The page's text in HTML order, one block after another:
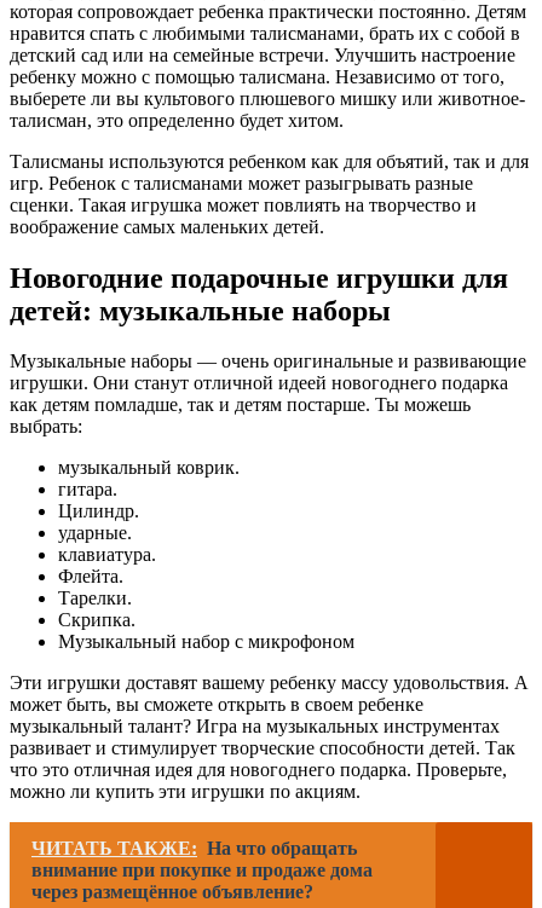
которая сопровождает ребенка практически постоянно. Детям
нравится спать с любимыми талисманами, брать их с собой в
детский сад или на семейные встречи. Улучшить настроение
ребенку можно с помощью талисмана. Независимо от того,
выберете ли вы культового плюшевого мишку или животное-
талисман, это определенно будет хитом.
Талисманы используются ребенком как для объятий, так и для
игр. Ребенок с талисманами может разыгрывать разные
сценки. Такая игрушка может повлиять на творчество и
воображение самых маленьких детей.
Новогодние подарочные игрушки для
детей: музыкальные наборы
Музыкальные наборы — очень оригинальные и развивающие
игрушки. Они станут отличной идеей новогоднего подарка
как детям помладше, так и детям постарше. Ты можешь
выбрать:
музыкальный коврик.
гитара.
Цилиндр.
ударные.
клавиатура.
Флейта.
Тарелки.
Скрипка.
Музыкальный набор с микрофоном
Эти игрушки доставят вашему ребенку массу удовольствия. А
может быть, вы сможете открыть в своем ребенке
музыкальный талант? Игра на музыкальных инструментах
развивает и стимулирует творческие способности детей. Так
что это отличная идея для новогоднего подарка. Проверьте,
можно ли купить эти игрушки по акциям.
ЧИТАТЬ ТАКЖЕ: На что обращать
внимание при покупке и продаже дома
через размещённое объявление?